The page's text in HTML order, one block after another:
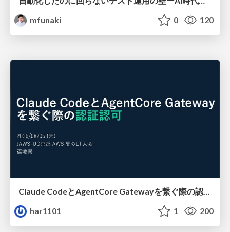
mfunaki
0 120
Claude CodeとAgentCore Gatewayを繋ぐ際の認証認可 / Authentication and authorization when connecting Claude Code with AgentCore Gateway
har1101
1 200